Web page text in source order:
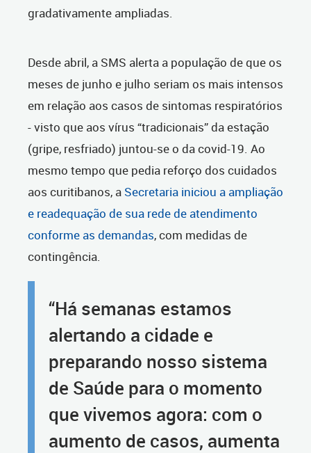
gradativamente ampliadas.
Desde abril, a SMS alerta a população de que os
meses de junho e julho seriam os mais intensos
em relação aos casos de sintomas respiratórios
- visto que aos vírus “tradicionais” da estação
(gripe, resfriado) juntou-se o da covid-19. Ao
mesmo tempo que pedia reforço dos cuidados
aos curitibanos, a Secretaria iniciou a ampliação
e readequação de sua rede de atendimento
conforme as demandas, com medidas de
contingência.
“Há semanas estamos
alertando a cidade e
preparando nosso sistema
de Saúde para o momento
que vivemos agora: com o
aumento de casos, aumenta